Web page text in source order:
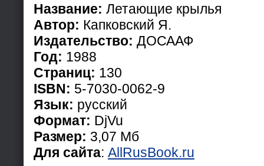
Название: Летающие крылья
Автор: Капковский Я.
Издательство: ДОСААФ
Год: 1988
Страниц: 130
ISBN: 5-7030-0062-9
Язык: русский
Формат: DjVu
Размер: 3,07 Мб
Для сайта: AllRusBook.ru